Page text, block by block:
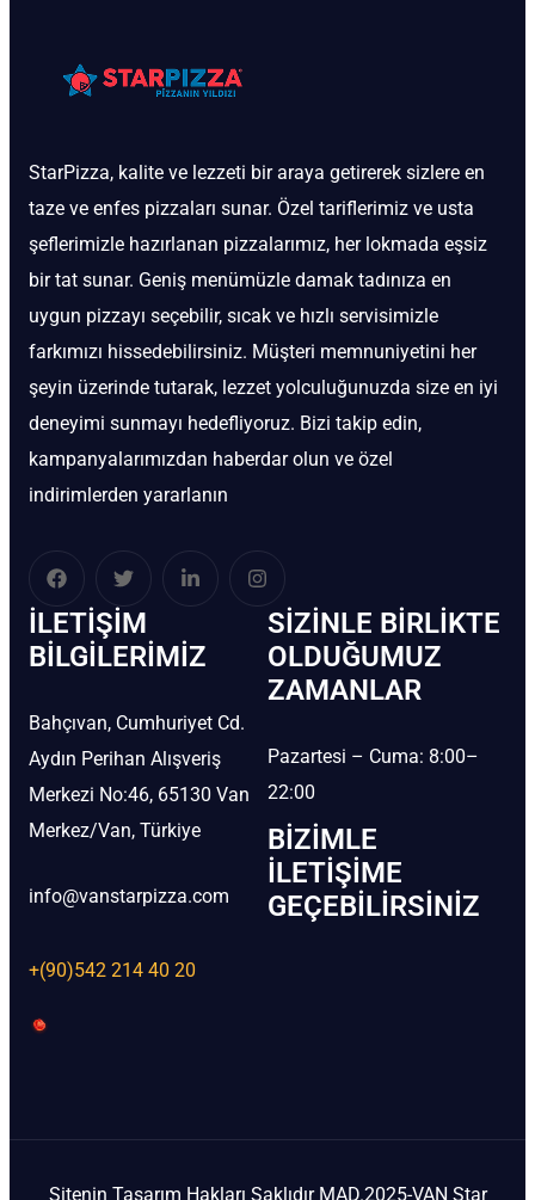
StarPizza, kalite ve lezzeti bir araya getirerek sizlere en
taze ve enfes pizzaları sunar. Özel tariflerimiz ve usta
şeflerimizle hazırlanan pizzalarımız, her lokmada eşsiz
bir tat sunar. Geniş menümüzle damak tadınıza en
uygun pizzayı seçebilir, sıcak ve hızlı servisimizle
farkımızı hissedebilirsiniz. Müşteri memnuniyetini her
şeyin üzerinde tutarak, lezzet yolculuğunuzda size en iyi
deneyimi sunmayı hedefliyoruz. Bizi takip edin,
kampanyalarımızdan haberdar olun ve özel
indirimlerden yararlanın
İLETIŞIM
BİLGILERIMIZ
Bahçıvan, Cumhuriyet Cd.
Aydın Perihan Alışveriş
Merkezi No:46, 65130 Van
Merkez/Van, Türkiye
info@vanstarpizza.com
+(90)542 214 40 20
SIZINLE BIRLIKTE
OLDUĞUMUZ
ZAMANLAR
Pazartesi – Cuma: 8:00–
22:00
BIZIMLE
İLETIŞIME
GEÇEBILIRSINIZ
Sitenin Tasarım Hakları Saklıdır MAD.2025-VAN Star